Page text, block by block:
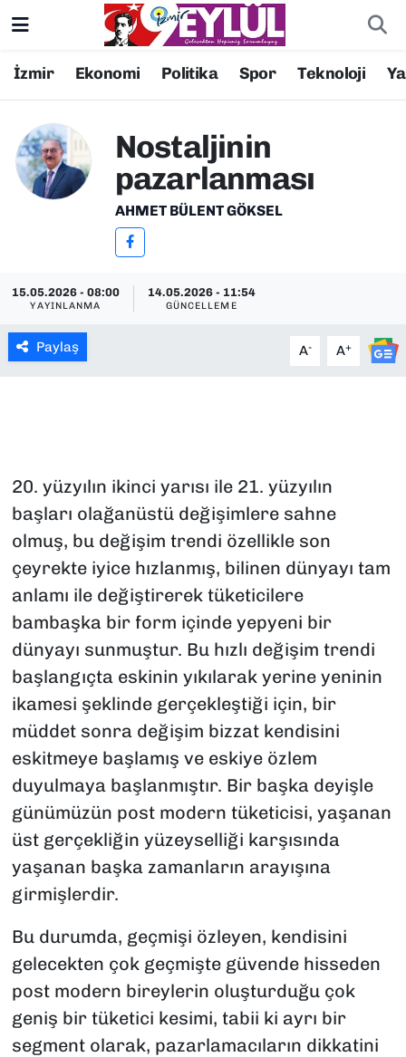
İzmir Ekonomi Politika Spor Teknoloji
Nostaljinin
pazarlanması
AHMET BÜLENT GÖKSEL
15.05.2026 - 08:00
YAYINLANMA
14.05.2026 - 11:54
GÜNCELLEME
Paylaş A- A+
20. yüzyılın ikinci yarısı ile 21. yüzyılın
başları olağanüstü değişimlere sahne
olmuş, bu değişim trendi özellikle son
çeyrekte iyice hızlanmış, bilinen dünyayı tam
anlamı ile değiştirerek tüketicilere
bambaşka bir form içinde yepyeni bir
dünyayı sunmuştur. Bu hızlı değişim trendi
başlangıçta eskinin yıkılarak yerine yeninin
ikamesi şeklinde gerçekleştiği için, bir
müddet sonra değişim bizzat kendisini
eskitmeye başlamış ve eskiye özlem
duyulmaya başlanmıştır. Bir başka deyişle
günümüzün post modern tüketicisi, yaşanan
üst gerçekliğin yüzeyselliği karşısında
yaşanan başka zamanların arayışına
girmişlerdir.
Bu durumda, geçmişi özleyen, kendisini
gelecekten çok geçmişte güvende hisseden
post modern bireylerin oluşturduğu çok
geniş bir tüketici kesimi, tabii ki ayrı bir
segment olarak, pazarlamacıların dikkatini
Resmi İlanlar
DÜNYA
EKONOMİ
KÜLTÜR SANAT
MAGAZİN
SPOR
TEKNOLOJİ
YAŞAM
YEREL YÖNETİMLER
Konak Nöbetçi Eczaneler
Konak Trafik Yoğunluk Haritası
Süper Lig Puan Durumu ve Fikstür
Tüm Manşetler
Son Dakika Haberleri
Haber Arşivi